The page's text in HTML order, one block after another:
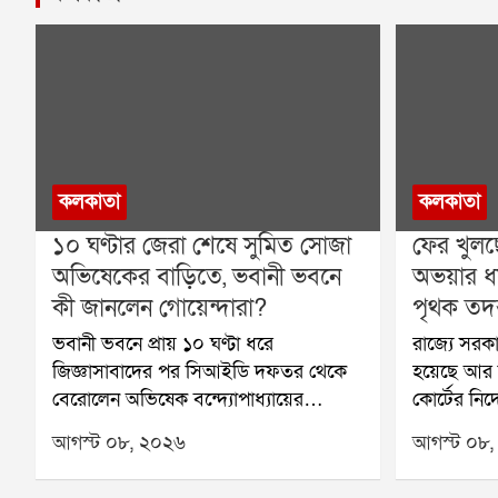
কলকাতা
১০ ঘণ্টার জেরা শেষে সুমিত সোজা
অভিষেকের বাড়িতে, ভবানী ভবনে
কী জানলেন গোয়েন্দারা?
ভবানী ভবনে প্রায় ১০ ঘণ্টা ধরে
জিজ্ঞাসাবাদের পর সিআইডি দফতর থেকে
বেরোলেন অভিষেক বন্দ্যোপাধ্যায়ের
আপ্তসহায়ক হিসেবে পরিচিত সুমিত রায়।
শনিবার সকালে নির্ধারিত সময়ের কয়েক
মিনিট আগেই ভবানী ভবনে পৌঁছেছিলেন
আগস্ট ০৮, ২০২৬
কলকাতা
ফের
অভয়ার
পৃথক
রাজ্যে
হয়েছে আর
কোর্টের
সিবিআই।
বিভিন্ন দিক
রাজ্যের
আগস্ট